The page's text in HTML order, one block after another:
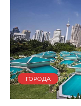
ГОРОДА